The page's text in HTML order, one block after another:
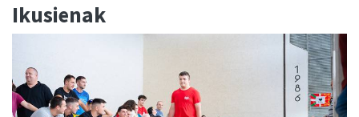
Ikusienak